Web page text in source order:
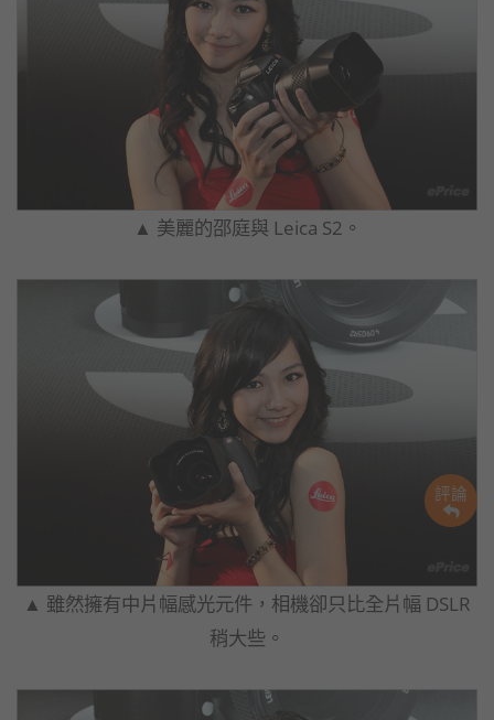
評論
▲ 美麗的邵庭與 Leica S2。
▲ 雖然擁有中片幅感光元件，相機卻只比全片幅 DSLR
稍大些。